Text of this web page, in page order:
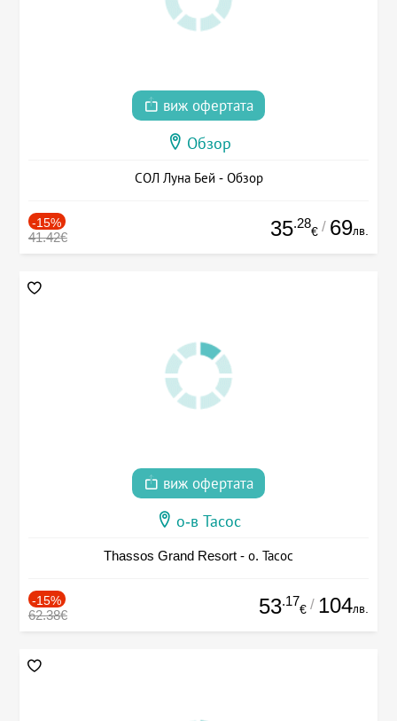
виж офертата
Обзор
СОЛ Луна Бей - Обзор
-15%
41.42€ 35.28
€ / 69лв.
виж офертата
о-в Тасос
Thassos Grand Resort - о. Тасос
-15%
62.38€ 53.17
€ / 104лв.